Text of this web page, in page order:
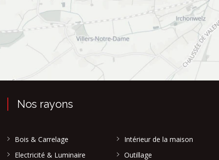
Nos rayons
Bois & Carrelage
Electricité & Luminaire
Intérieur de la maison
Outillage